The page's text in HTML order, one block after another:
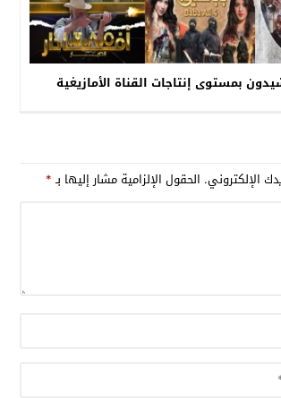
بمستوى إنتاجات القناة الأمازيغية
الإلكتروني. الحقول الإلزامية مشار إليها بـ*